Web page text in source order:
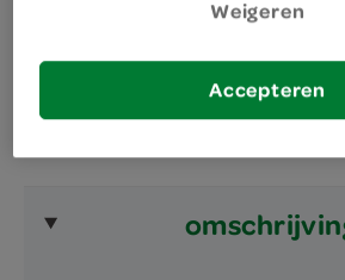
tip: bewaar altijd een kompres in
Weigeren
Accepteren